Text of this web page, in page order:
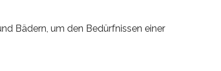
Bädern, um den Bedürfnissen einer